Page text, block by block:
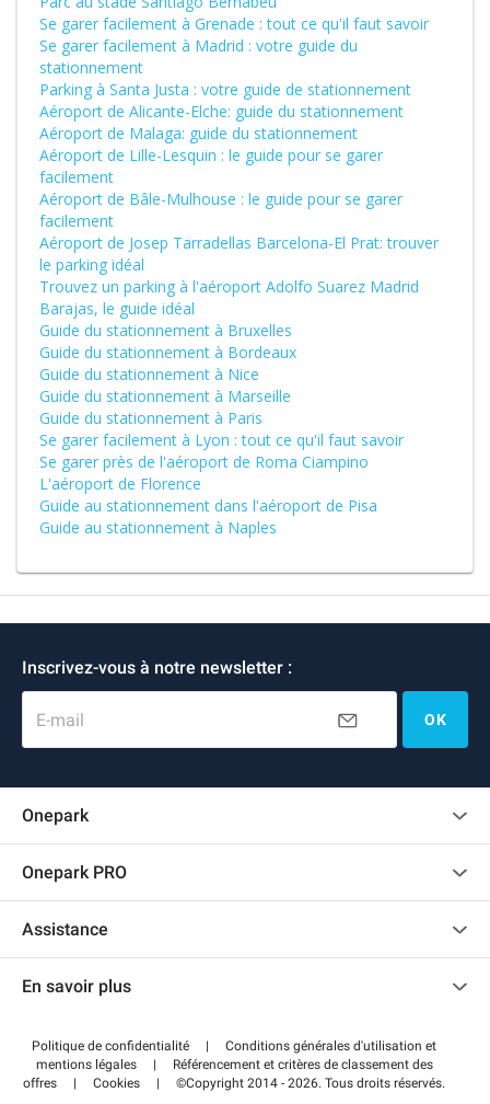
Se garer facilement à Grenade : tout ce qu'il faut savoir
Se garer facilement à Madrid : votre guide du
stationnement
Parking à Santa Justa : votre guide de stationnement
Aéroport de Alicante-Elche: guide du stationnement
Aéroport de Malaga: guide du stationnement
Aéroport de Lille-Lesquin : le guide pour se garer
facilement
Aéroport de Bâle-Mulhouse : le guide pour se garer
facilement
Aéroport de Josep Tarradellas Barcelona-El Prat: trouver
le parking idéal
Trouvez un parking à l'aéroport Adolfo Suarez Madrid
Barajas, le guide idéal
Guide du stationnement à Bruxelles
Guide du stationnement à Bordeaux
Guide du stationnement à Nice
Guide du stationnement à Marseille
Guide du stationnement à Paris
Se garer facilement à Lyon : tout ce qu'il faut savoir
Se garer près de l'aéroport de Roma Ciampino
L'aéroport de Florence
Guide au stationnement dans l'aéroport de Pisa
Guide au stationnement à Naples
Inscrivez-vous à notre newsletter :
E-mail OK
Onepark
Recrutement
Onepark PRO
Accéder à mon espace partenaire
Assistance
Centre d'aide
Régler votre stationnement FLOW
En savoir plus
Wiki
Guide du stationnement
Politique de confidentialité |
Conditions générales d'utilisation et
mentions légales
|
Référencement et critères de classement des
offres
| Cookies | ©Copyright 2014 - 2026. Tous droits réservés.